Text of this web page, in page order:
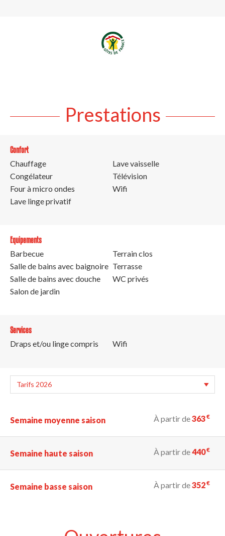
Prestations
Confort
Chauffage
Congélateur
Four à micro ondes
Lave linge privatif
Lave vaisselle
Télévision
Wifi
Equipements
Barbecue
Salle de bains avec baignoire
Salle de bains avec douche
Salon de jardin
Terrain clos
Terrasse
WC privés
Services
Draps et/ou linge compris
Wifi
Semaine moyenne saison À partir de363€
Semaine haute saison À partir de440€
Semaine basse saison À partir de352€